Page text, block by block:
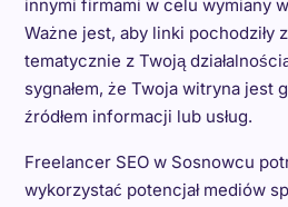
innymi firmami w celu wymiany
Ważne jest, aby linki pochodziły
tematycznie z Twoją
sygnałem, że Twoja witryna jest
źródłem informacji lub usług.
Freelancer SEO w Sosnowcu
wykorzystać potencjał mediów